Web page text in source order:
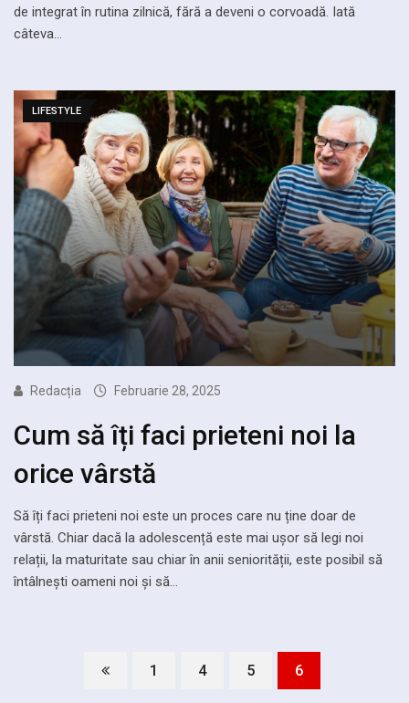
de integrat în rutina zilnică, fără a deveni o corvoadă. Iată
câteva…
LIFESTYLE
Redacția Februarie 28, 2025
Cum să îți faci prieteni noi la
orice vârstă
Să îți faci prieteni noi este un proces care nu ține doar de
vârstă. Chiar dacă la adolescență este mai ușor să legi noi
relații, la maturitate sau chiar în anii seniorității, este posibil să
întâlnești oameni noi și să…
1 4 5 6